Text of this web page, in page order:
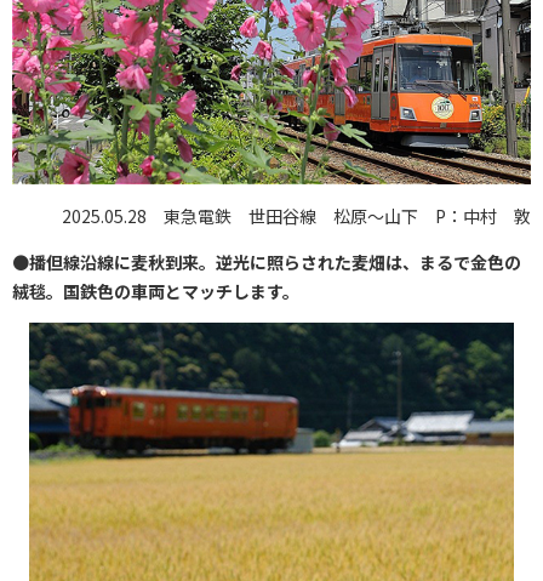
2025.05.28 東急電鉄 世田谷線 松原～山下 P：中村 敦
●播但線沿線に麦秋到来。逆光に照らされた麦畑は、まるで金色の
絨毯。国鉄色の車両とマッチします。